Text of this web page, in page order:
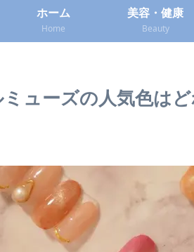
ホーム
Home
美容・健康
Beauty
ューズの人気色は